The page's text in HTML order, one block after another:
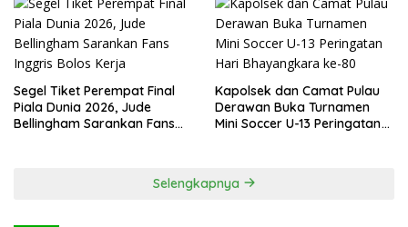
Segel Tiket Perempat Final
Piala Dunia 2026, Jude
Bellingham Sarankan Fans
Kapolsek dan Camat Pulau
Derawan Buka Turnamen
Mini Soccer U-13 Peringatan
Selengkapnya